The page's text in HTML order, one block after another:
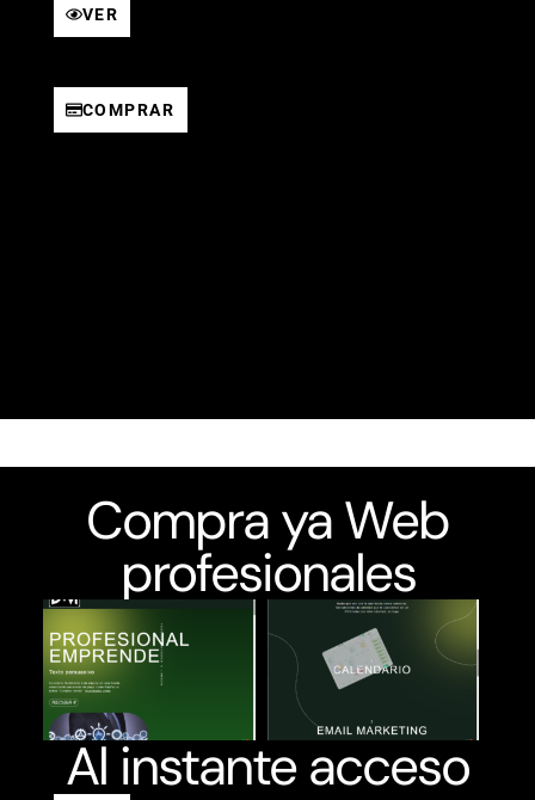
VER
COMPRAR
Compra ya Web
profesionales
Al instante acceso